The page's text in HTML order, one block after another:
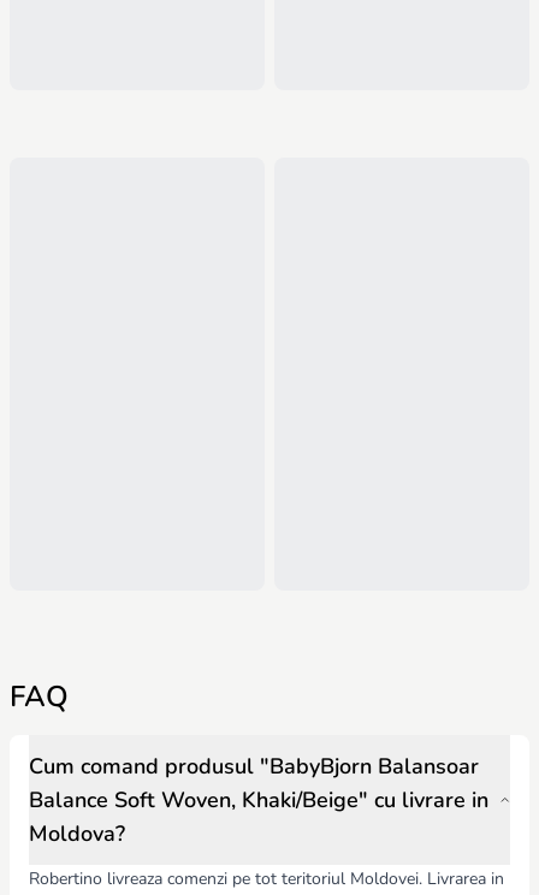
FAQ
Cum comand produsul "BabyBjorn Balansoar
Balance Soft Woven, Khaki/Beige" cu livrare in
Moldova?
Robertino livreaza comenzi pe tot teritoriul Moldovei. Livrarea in